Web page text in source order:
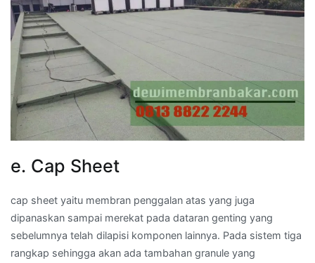
e. Cap Sheet
cap sheet yaitu membran penggalan atas yang juga
dipanaskan sampai merekat pada dataran genting yang
sebelumnya telah dilapisi komponen lainnya. Pada sistem tiga
rangkap sehingga akan ada tambahan granule yang